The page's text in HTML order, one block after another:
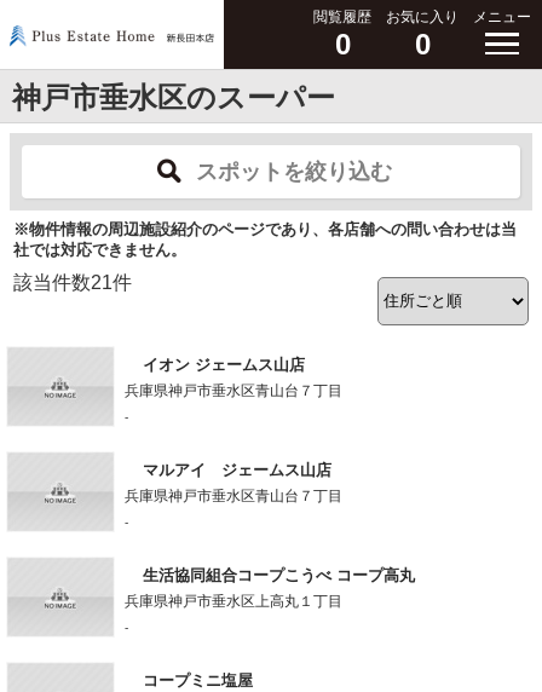
閲覧履歴
0
お気に入り
0
メニュー
神戸市垂水区のスーパー
スポットを絞り込む
※物件情報の周辺施設紹介のページであり、各店舗への問い合わせは当
社では対応できません。
該当件数21件
イオン ジェームス山店
兵庫県神戸市垂水区青山台７丁目
-
マルアイ ジェームス山店
兵庫県神戸市垂水区青山台７丁目
-
生活協同組合コープこうべ コープ高丸
兵庫県神戸市垂水区上高丸１丁目
-
コープミニ塩屋